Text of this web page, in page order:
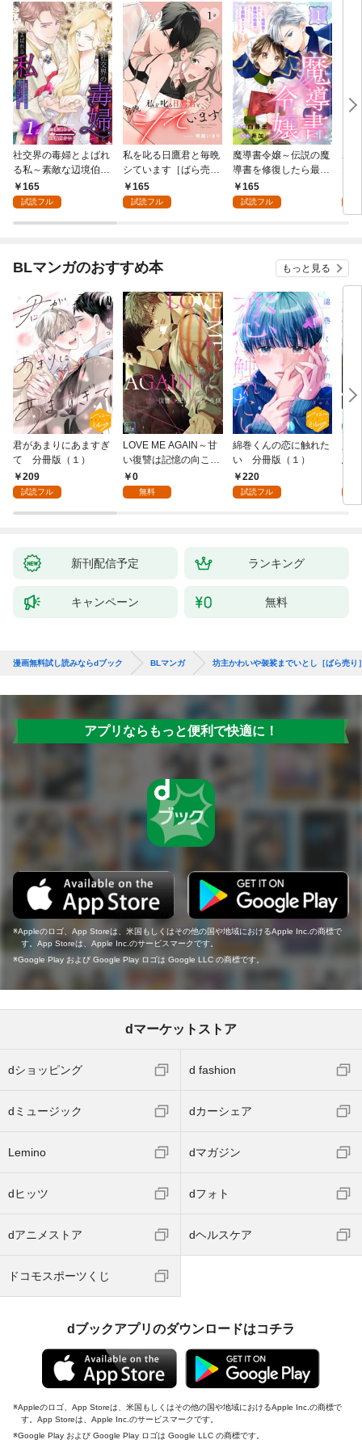
社交界の毒婦とよばれ
る私～素敵な辺境伯令
息に腕を折られたの
で、責任とってもらい
第1話
165
試読フル
私を叱る日鷹君と毎晩
シています［ばら売
り］ 第1話
165
試読フル
魔導書令嬢～伝説の魔
導書を修復したら最強
の精霊が味方になりま
した（クールな王弟殿
165
試読フル
寡
の
～
BLマンガのおすすめ本 もっと見る
君があまりにあますぎ
て 分冊版（１）
209
試読フル
LOVE ME AGAIN～甘
い復讐は記憶の向こう
側～【全年齢版】(1)
0
無料
綿巻くんの恋に触れた
い 分冊版（１）
220
試読フル
悪
新刊配信予定 ランキング
キャンペーン 無料
漫画無料試し読みならdブック BLマンガ 坊主かわいや袈裟までいとし［ばら売り
アプリならもっと便利で快適に！
Appleのロゴ、App Storeは、米国もしくはその他の国や地域におけるApple Inc.の商標で
す。App Storeは、Apple Inc.のサービスマークです。
Google Play および Google Play ロゴは Google LLC の商標です。
dマーケットストア
dショッピング d fashion
dミュージック dカーシェア
Lemino dマガジン
dヒッツ dフォト
dアニメストア dヘルスケア
ドコモスポーツくじ
dブックアプリのダウンロードはコチラ
Appleのロゴ、App Storeは、米国もしくはその他の国や地域におけるApple Inc.の商標で
す。App Storeは、Apple Inc.のサービスマークです。
Google Play および Google Play ロゴは Google LLC の商標です。